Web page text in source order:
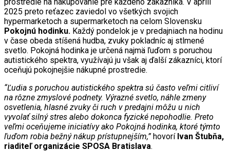
prostredie na nakupovanie pre každého zákazníka. V apríli
2025 preto reťazec zaviedol vo všetkých svojich
hypermarketoch a supermarketoch na celom Slovensku
Pokojnú hodinku. Každý pondelok je v predajniach na hodinu
v čase obeda stíšená hudba, zvuky pokladníc aj stlmené
svetlo. Pokojná hodinka je určená najmä ľuďom s poruchou
autistického spektra, využívajú ju však aj ďalší zákazníci, ktorí
oceňujú pokojnejšie nákupné prostredie.
“Ľudia s poruchou autistického spektra sú často veľmi citliví
na rôzne zmyslové podnety. Výrazné svetlo, náhle zmeny
osvetlenia, hlasné zvuky či ruch v predajni môžu u nich
vyvolať silný stres alebo dokonca fyzické nepohodlie. Preto
veľmi oceňujeme iniciatívy ako Pokojná hodinka, ktoré týmto
ľuďom robia bežný nákup prístupnejším,” hovorí Ivan Štubňa,
riaditeľ organizácie SPOSA Bratislava.